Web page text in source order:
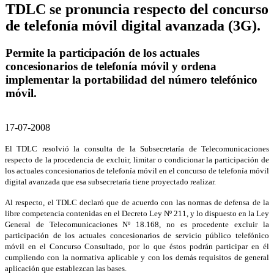
TDLC se pronuncia respecto del concurso
de telefonía móvil digital avanzada (3G).
Permite la participación de los actuales
concesionarios de telefonía móvil y ordena
implementar la portabilidad del número telefónico
móvil.
17-07-2008
El TDLC resolvió la consulta de la Subsecretaría de Telecomunicaciones
respecto de la procedencia de excluir, limitar o condicionar la participación de
los actuales concesionarios de telefonía móvil en el concurso de telefonía móvil
digital avanzada que esa subsecretaría tiene proyectado realizar.
Al respecto, el TDLC declaró que de acuerdo con las normas de defensa de la
libre competencia contenidas en el Decreto Ley Nº 211, y lo dispuesto en la Ley
General de Telecomunicaciones Nº 18.168, no es procedente excluir la
participación de los actuales concesionarios de servicio público telefónico
móvil en el Concurso Consultado, por lo que éstos podrán participar en él
cumpliendo con la normativa aplicable y con los demás requisitos de general
aplicación que establezcan las bases.